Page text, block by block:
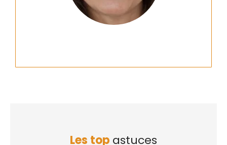
Les top astuces